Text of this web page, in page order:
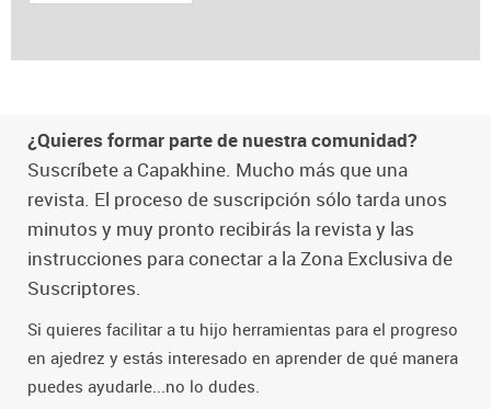
¿Quieres formar parte de nuestra comunidad?
Suscríbete a Capakhine. Mucho más que una
revista. El proceso de suscripción sólo tarda unos
minutos y muy pronto recibirás la revista y las
instrucciones para conectar a la Zona Exclusiva de
Suscriptores.
Si quieres facilitar a tu hijo herramientas para el progreso
en ajedrez y estás interesado en aprender de qué manera
puedes ayudarle...no lo dudes.